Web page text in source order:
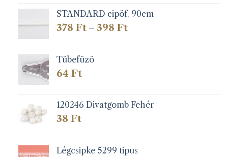
STANDARD cipöf. 90cm
378 Ft – 398 FtÁrtartomány:
Tübefüzö
64 Ft
120246 Divatgomb Fehér
38 Ft
Légcsipke 5299 tipus